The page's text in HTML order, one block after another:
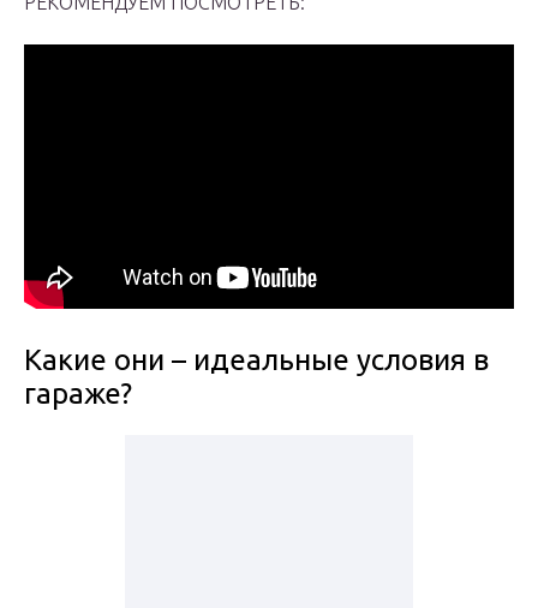
Какие они – идеальные условия в
гараже?